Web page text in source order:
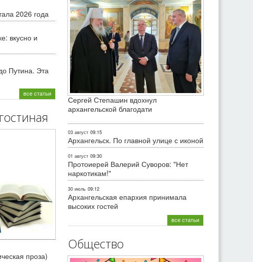
2026 года
вкусно и
Путина. Эта
все статьи
проза)
Сергей Степашин вдохнул
архангельской благодати
03 август 09:15
Архангельск. По главной улице с иконой
01 август 09:30
Протоиерей Валерий Суворов: "Нет
наркотикам!"
30 июль 09:12
Архангельская епархия принимала
высоких гостей
все статьи
Общество